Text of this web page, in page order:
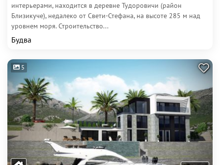
интерьерами, находится в деревне Тудоровичи (район
Близикуче), недалеко от Свети-Стефана, на высоте 285 м над
уровнем моря. Строительство...
Будва
5